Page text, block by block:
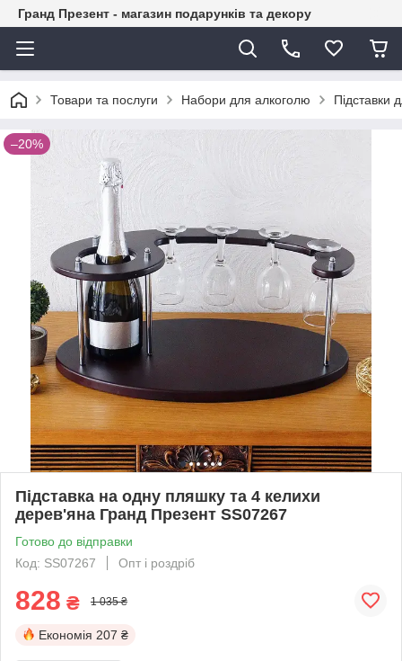
Гранд Презент - магазин подарунків та декору
Товари та послуги Набори для алкоголю Підставки
–20%
Підставка на одну пляшку та 4 келихи
дерев'яна Гранд Презент SS07267
Готово до відправки
Код: SS07267
Опт і роздріб
828 ₴ 1 035 ₴
Економія 207 ₴